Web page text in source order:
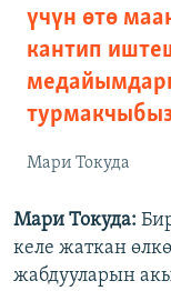
үчүн өтө
кантип
Мари Токуда
Мари Токуда:
келе жаткан
жабдууларын